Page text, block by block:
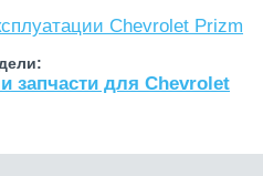
Chevrolet Prizm
запчасти для Chevrolet